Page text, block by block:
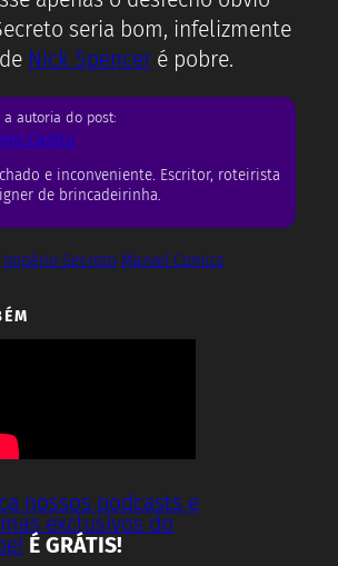
seria bom, infelizmente
Nick Spenceré pobre.
a autoria do post:
Castro
e inconveniente. Escritor, roteirista
de brincadeirinha.
Império Secreto Marvel Comics
nossos podcasts e
exclusivos do
É GRÁTIS!